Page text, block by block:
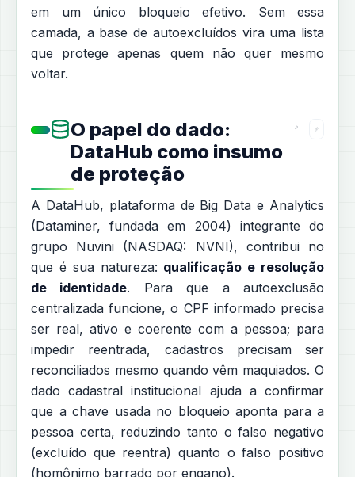
em um único bloqueio efetivo. Sem essa
camada, a base de autoexcluídos vira uma lista
que protege apenas quem não quer mesmo
voltar.
O papel do dado:
DataHub como insumo
de proteção
A DataHub, plataforma de Big Data e Analytics
(Dataminer, fundada em 2004) integrante do
grupo Nuvini (NASDAQ: NVNI), contribui no
que é sua natureza: qualificação e resolução
de identidade. Para que a autoexclusão
centralizada funcione, o CPF informado precisa
ser real, ativo e coerente com a pessoa; para
impedir reentrada, cadastros precisam ser
reconciliados mesmo quando vêm maquiados. O
dado cadastral institucional ajuda a confirmar
que a chave usada no bloqueio aponta para a
pessoa certa, reduzindo tanto o falso negativo
(excluído que reentra) quanto o falso positivo
(homônimo barrado por engano).